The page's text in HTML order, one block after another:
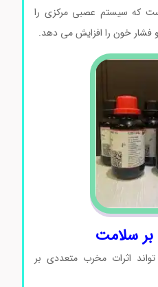
که سیستم عصبی مرکزی را
خون را افزایش می دهد.
سلامت
اثرات مخرب متعددی بر